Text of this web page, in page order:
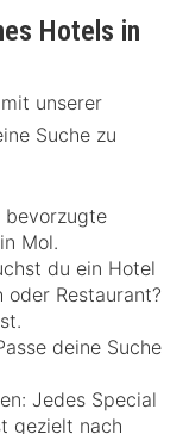
Hotels in
unserer
Suche zu
bevorzugte
Mol.
du ein Hotel
oder Restaurant?
deine Suche
Jedes Special
gezielt nach